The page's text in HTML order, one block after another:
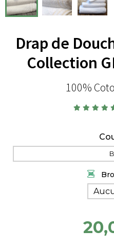
Drap de
Collection
100%